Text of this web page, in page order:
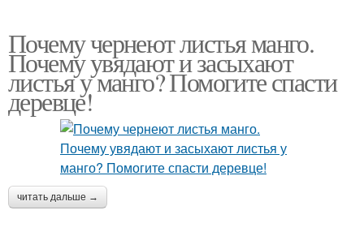
Почему чернеют листья манго.
Почему увядают и засыхают
листья у манго? Помогите спасти
деревце!
читать дальше →